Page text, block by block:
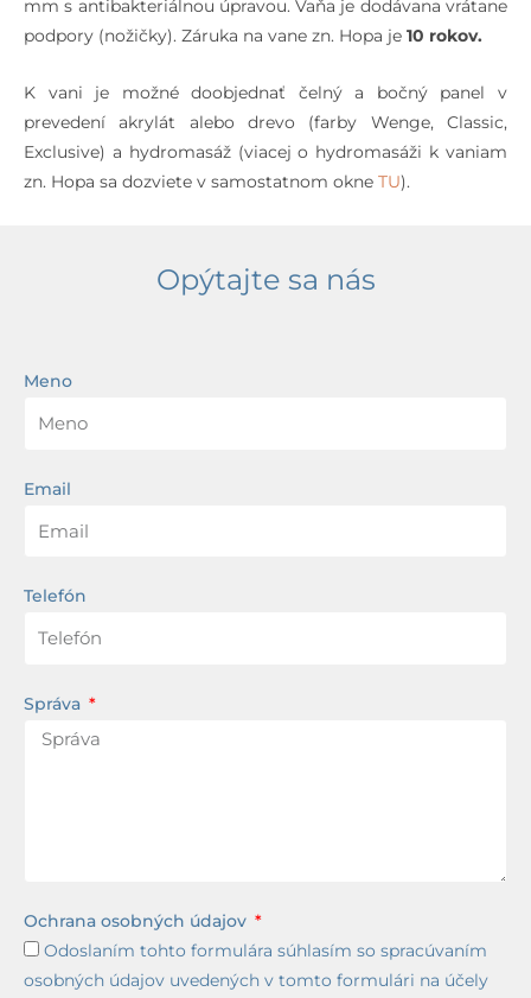
mm s antibakteriálnou úpravou. Vaňa je dodávana vrátane
podpory (nožičky). Záruka na vane zn. Hopa je 10 rokov.
K vani je možné doobjednať čelný a bočný panel v
prevedení akrylát alebo drevo (farby Wenge, Classic,
Exclusive) a hydromasáž (viacej o hydromasáži k vaniam
zn. Hopa sa dozviete v samostatnom okne TU).
Opýtajte sa nás
Meno
Email
Telefón
Správa
Ochrana osobných údajov
Odoslaním tohto formulára súhlasím so spracúvaním
osobných údajov uvedených v tomto formulári na účely